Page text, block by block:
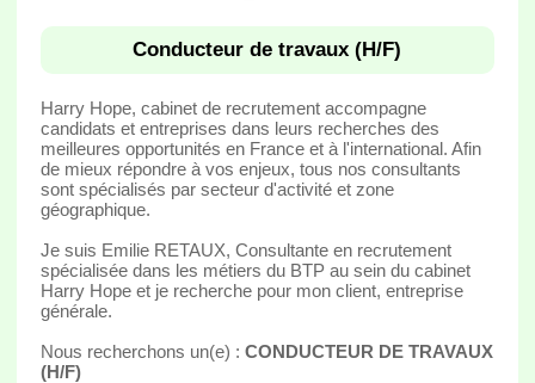
Conducteur de travaux (H/F)
Harry Hope, cabinet de recrutement accompagne
candidats et entreprises dans leurs recherches des
meilleures opportunités en France et à l'international. Afin
de mieux répondre à vos enjeux, tous nos consultants
sont spécialisés par secteur d'activité et zone
géographique.
Je suis Emilie RETAUX, Consultante en recrutement
spécialisée dans les métiers du BTP au sein du cabinet
Harry Hope et je recherche pour mon client, entreprise
générale.
Nous recherchons un(e) : CONDUCTEUR DE TRAVAUX
(H/F)